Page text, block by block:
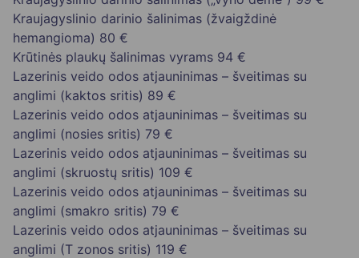
Kraujagyslinio darinio šalinimas (žvaigždinė
hemangioma) 80 €
Krūtinės plaukų šalinimas vyrams 94 €
Lazerinis veido odos atjauninimas – šveitimas su
anglimi (kaktos sritis) 89 €
Lazerinis veido odos atjauninimas – šveitimas su
anglimi (nosies sritis) 79 €
Lazerinis veido odos atjauninimas – šveitimas su
anglimi (skruostų sritis) 109 €
Lazerinis veido odos atjauninimas – šveitimas su
anglimi (smakro sritis) 79 €
Lazerinis veido odos atjauninimas – šveitimas su
anglimi (T zonos sritis) 119 €